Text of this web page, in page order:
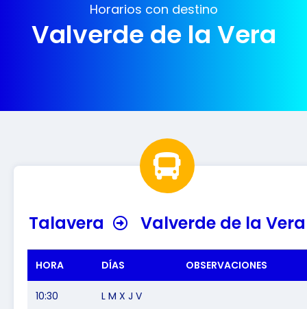
Horarios con destino
Valverde de la Vera
Talavera Valverde de la Vera
HORA DÍAS OBSERVACIONES
10:30 L M X J V